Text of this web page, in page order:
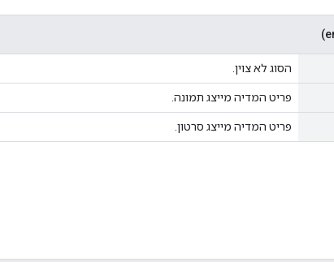
הסוג לא צוין.
פריט המדיה מייצג תמונה.
פריט המדיה מייצג סרטון.